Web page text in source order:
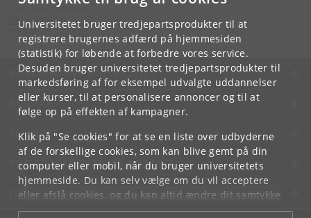
Universitetet bruger tredjepartsprodukter til at
registrere brugernes adfærd på hjemmesiden
(statistik) for løbende at forbedre vores service.
Desuden bruger universitetet tredjepartsprodukter til
markedsføring af for eksempel udvalgte uddannelser
eller kurser, til at personalisere annoncer og til at
følge op på effekten af kampagner.
Klik på "Se cookies" for at se en liste over udbyderne
af de forskellige cookies, som kan blive gemt på din
computer eller mobil, når du bruger universitetets
hjemmeside. Du kan selv vælge om du vil acceptere
eller afslå cookies, og du kan altid ændre dit samtykke
underCookie- og privatlivspolitiksom du finder i
Niels Bohr Institutet
NBI@ nbi ku.dk
KØBENHAVNS UNIVERSITET
KONTAKT
SERVICES
FOR STUDERENDE OG ANSATTE
JOB OG KARRIERE